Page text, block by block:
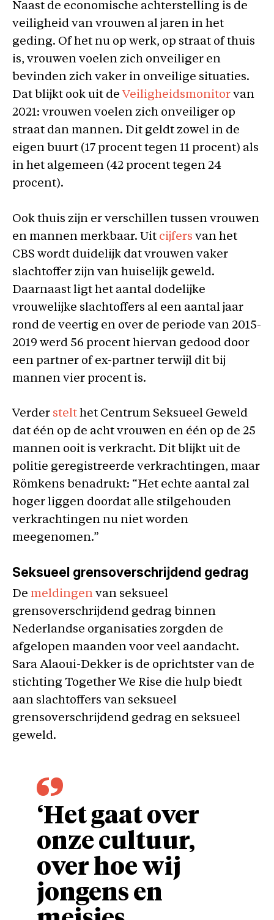
Naast de economische achterstelling is de
veiligheid van vrouwen al jaren in het
geding. Of het nu op werk, op straat of thuis
is, vrouwen voelen zich onveiliger en
bevinden zich vaker in onveilige situaties.
Dat blijkt ook uit de Veiligheidsmonitor van
2021: vrouwen voelen zich onveiliger op
straat dan mannen. Dit geldt zowel in de
eigen buurt (17 procent tegen 11 procent) als
in het algemeen (42 procent tegen 24
procent).
Ook thuis zijn er verschillen tussen vrouwen
en mannen merkbaar. Uit cijfers van het
CBS wordt duidelijk dat vrouwen vaker
slachtoffer zijn van huiselijk geweld.
Daarnaast ligt het aantal dodelijke
vrouwelijke slachtoffers al een aantal jaar
rond de veertig en over de periode van 2015-
2019 werd 56 procent hiervan gedood door
een partner of ex-partner terwijl dit bij
mannen vier procent is.
Verder stelt het Centrum Seksueel Geweld
dat één op de acht vrouwen en één op de 25
mannen ooit is verkracht. Dit blijkt uit de
politie geregistreerde verkrachtingen, maar
Römkens benadrukt: “Het echte aantal zal
hoger liggen doordat alle stilgehouden
verkrachtingen nu niet worden
meegenomen.”
Seksueel grensoverschrijdend gedrag
De meldingen van seksueel
grensoverschrijdend gedrag binnen
Nederlandse organisaties zorgden de
afgelopen maanden voor veel aandacht.
Sara Alaoui-Dekker is de oprichtster van de
stichting Together We Rise die hulp biedt
aan slachtoffers van seksueel
grensoverschrijdend gedrag en seksueel
geweld.
‘Het gaat over
onze cultuur,
over hoe wij
jongens en